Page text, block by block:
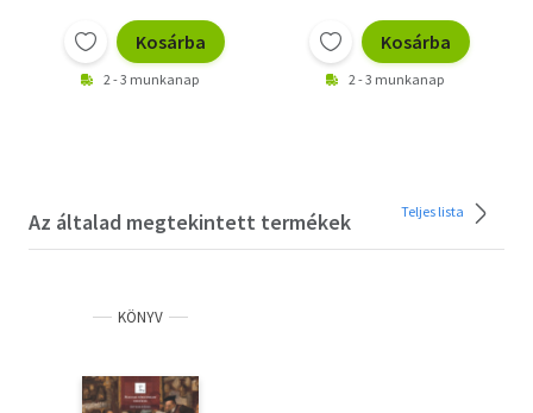
Kosárba
2 - 3 munkanap
Kosárba
2 - 3 munkanap
Az általad megtekintett termékek Teljes lista
KÖNYV